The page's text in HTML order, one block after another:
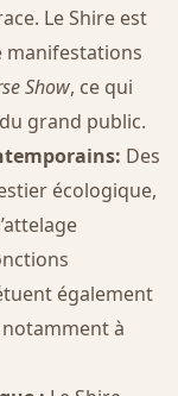
Le Shire est
manifestations
Show, ce qui
grand public.
Des
écologique,
également
à